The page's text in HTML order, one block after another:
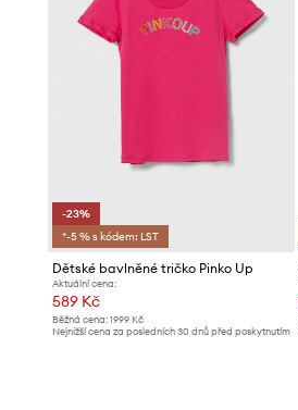
-23%
*-5 % s kódem: LST
Dětské bavlněné tričko Pinko Up
Aktuální cena:
589 Kč
Běžná cena: 1999 Kč
Nejnižší cena za posledních 30 dnů před poskytnutím